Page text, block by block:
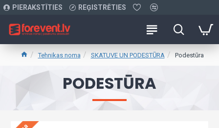
PIERAKSTĪTIES REĢISTRĒTIES
Tehnikas noma SKATUVE UN PODESTŪRA Podestūra
PODESTŪRA